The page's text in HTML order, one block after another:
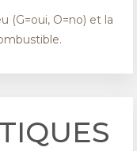
(G=oui, O=no) et la